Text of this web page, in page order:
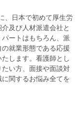
、日本で初めて厚生労
及び人材派遣会社と
ートはもちろん、派
就業形態である応援
します。看護師とし
い方、面接や面談対
関するお悩み全てを